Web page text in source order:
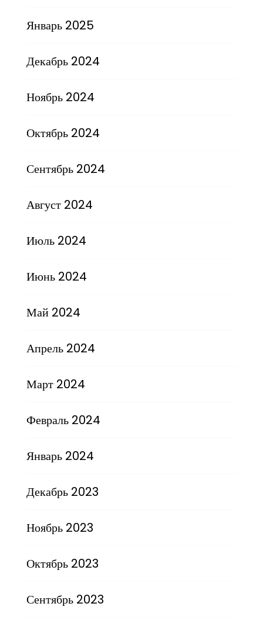
Январь 2025
Декабрь 2024
Ноябрь 2024
Октябрь 2024
Сентябрь 2024
Август 2024
Июль 2024
Июнь 2024
Май 2024
Апрель 2024
Март 2024
Февраль 2024
Январь 2024
Декабрь 2023
Ноябрь 2023
Октябрь 2023
Сентябрь 2023